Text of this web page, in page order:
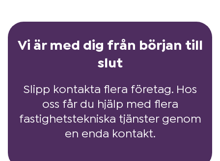
Vi är med dig från början till
slut
Slipp kontakta flera företag. Hos
oss får du hjälp med flera
fastighetstekniska tjänster genom
en enda kontakt.